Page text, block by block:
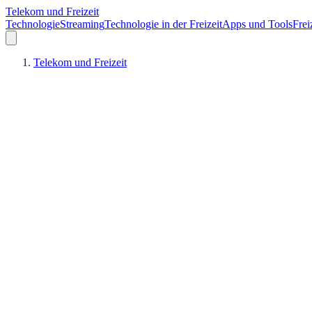
Telekom und Freizeit
TechnologieStreamingTechnologie in der FreizeitApps und Tools
Telekom und Freizeit